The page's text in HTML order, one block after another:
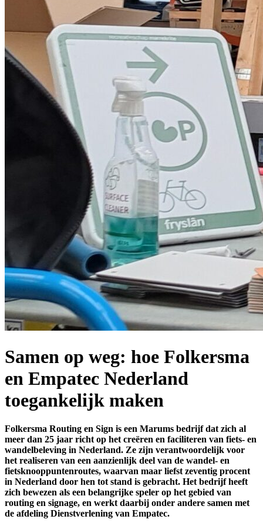
Samen op weg: hoe Folkersma
en Empatec Nederland
toegankelijk maken
Folkersma Routing en Sign is een Marums bedrijf dat zich al
meer dan 25 jaar richt op het creëren en faciliteren van fiets- en
wandelbeleving in Nederland. Ze zijn verantwoordelijk voor
het realiseren van een aanzienlijk deel van de wandel- en
fietsknooppuntenroutes, waarvan maar liefst zeventig procent
in Nederland door hen tot stand is gebracht. Het bedrijf heeft
zich bewezen als een belangrijke speler op het gebied van
routing en signage, en werkt daarbij onder andere samen met
de afdeling Dienstverlening van Empatec.